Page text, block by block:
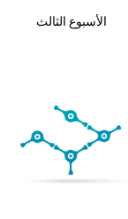
الأسبوع الثالث